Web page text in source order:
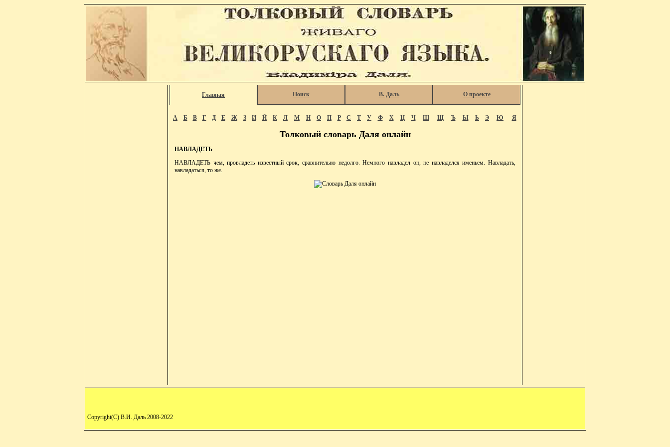
Главная Поиск В. Даль О проекте
А Б В Г Д Е Ж З И Й К Л М Н О П Р С Т У Ф Х Ц Ч Ш Щ Ъ Ы Ь Э Ю Я
Толковый словарь Даля онлайн
НАВЛАДЕТЬ
НАВЛАДЕТЬ чем, провладеть известный срок, сравнительно недолго. Немного навладел он, не навладелся именьем. Навладать,
навладаться, то же.
Copyright(C) В.И. Даль 2008-2022